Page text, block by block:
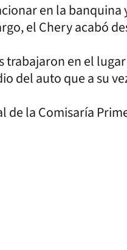
en la
el Chery acabó
trabajaron en el
del auto que a su
de la Comisaría